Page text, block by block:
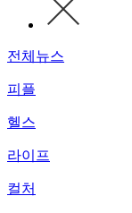
전체뉴스
피플
헬스
라이프
컬처